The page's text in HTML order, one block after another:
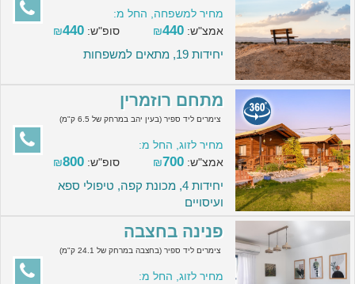
מחיר למשפחה, החל מ:
אמצ"ש:
₪440 סופ"ש: ₪440
יחידות 19, מתאים למשפחות
מתחם רוזמרין
צימרים ליד ספיר (בעין יהב במרחק של 6.5 ק"מ)
מחיר לזוג, החל מ:
אמצ"ש:
₪700 סופ"ש: ₪800
יחידות 4, מכונת קפה, טיפולי ספא
ועיסויים
פנינה בחצבה
צימרים ליד ספיר (בחצבה במרחק של 24.1 ק"מ)
מחיר לזוג, החל מ: